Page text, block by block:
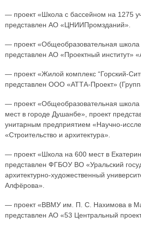
— проект «Школа с бассейном на 1275
представлен АО «ЦНИИПромзданий».
— проект «Общеобразовательная школа
представлен АО «Проектный институт»
— проект «Жилой комплекс “Горский-
представлен ООО «АТТА-Проект»
— проект «Общеобразовательная школа
мест в городе Душанбе», проект
унитарным предприятием «Научно-
«Строительство и архитектура».
— проект «Школа на 600 мест в
представлен ФГБОУ ВО «Уральский
архитектурно-художественный
Алфёрова».
— проект «ВВМУ им. П. С. Нахимова в
представлен АО «53 Центральный